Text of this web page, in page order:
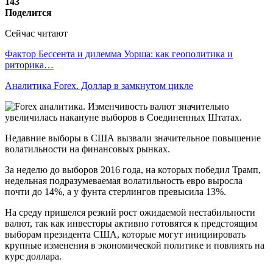
Поделится
Сейчас читают
Фактор Бессента и дилемма Уорша: как геополитика и
риторика…
Аналитика Forex. Доллар в замкнутом цикле
Недавние выборы в США вызвали значительное повышение
волатильности на финансовых рынках.
За неделю до выборов 2016 года, на которых победил Трамп,
недельная подразумеваемая волатильность евро выросла
почти до 14%, а у фунта стерлингов превысила 13%.
На среду пришелся резкий рост ожидаемой нестабильности
валют, так как инвесторы активно готовятся к предстоящим
выборам президента США, которые могут инициировать
крупные изменения в экономической политике и повлиять на
курс доллара.